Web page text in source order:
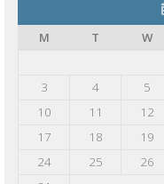
M
T W
3
4 5
10
11 12
17
18 19
24
25 26